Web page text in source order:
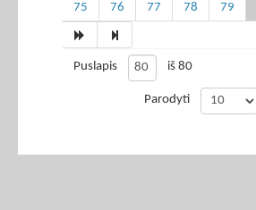
75
76 77 78 79
Puslapis iš 80
Parodyti